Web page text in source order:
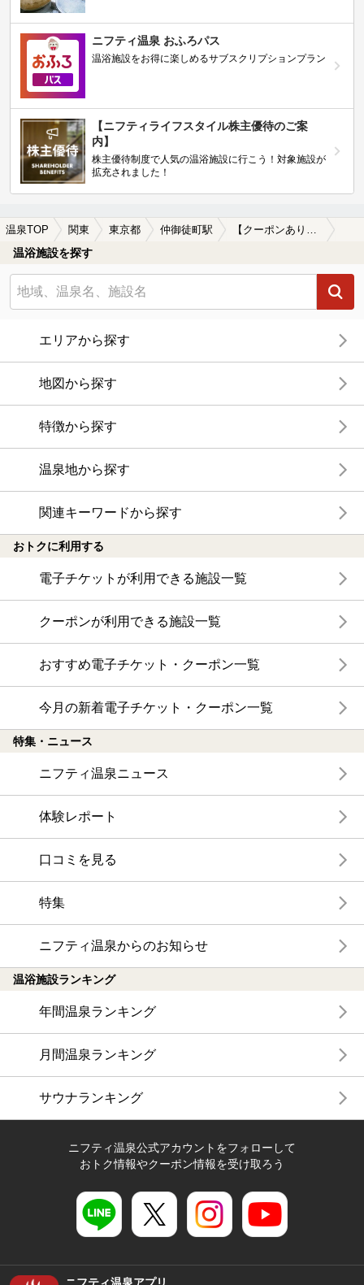
ニフティ温泉 おふろパス
温浴施設をお得に楽しめるサブスクリプションプラン
【ニフティライフスタイル株主優待のご案
内】
株主優待制度で人気の温浴施設に行こう！対象施設が
拡充されました！
温泉TOP 関東 東京都 仲御徒町駅
温浴施設を探す
エリアから探す
地図から探す
特徴から探す
温泉地から探す
関連キーワードから探す
おトクに利用する
電子チケットが利用できる施設一覧
クーポンが利用できる施設一覧
おすすめ電子チケット・クーポン一覧
今月の新着電子チケット・クーポン一覧
特集・ニュース
ニフティ温泉ニュース
体験レポート
口コミを見る
特集
ニフティ温泉からのお知らせ
温浴施設ランキング
年間温泉ランキング
月間温泉ランキング
サウナランキング
ニフティ温泉公式アカウントをフォローして
おトク情報やクーポン情報を受け取ろう
ニフティ温泉アプリ